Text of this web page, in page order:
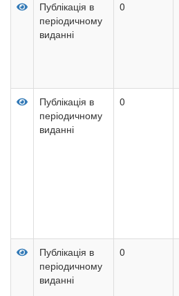
Публікація в
періодичному
виданні
0
Публікація в
періодичному
виданні
0
Публікація в
періодичному
виданні
0